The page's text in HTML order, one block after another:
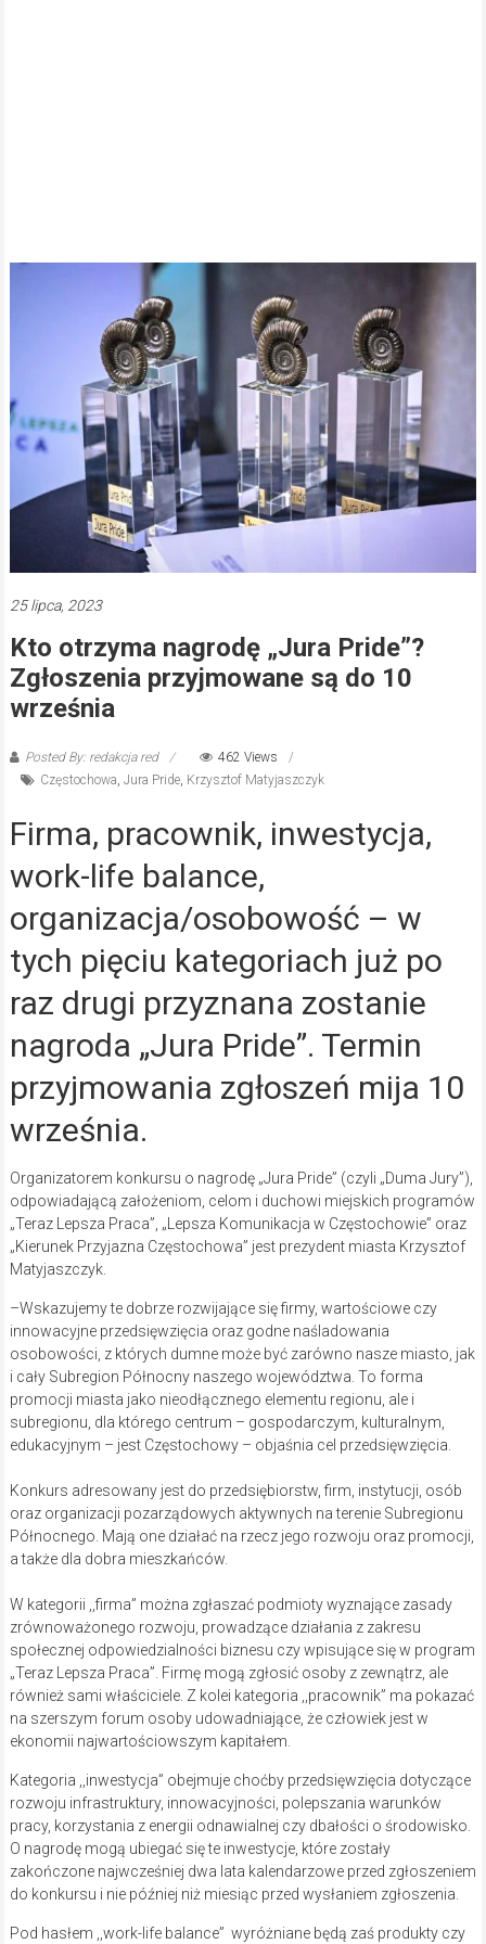
25 lipca, 2023
Kto otrzyma nagrodę „Jura Pride”?
Zgłoszenia przyjmowane są do 10
września
Posted By: redakcja red
462 Views
Częstochowa, Jura Pride, Krzysztof Matyjaszczyk
Firma, pracownik, inwestycja,
work-life balance,
organizacja/osobowość – w
tych pięciu kategoriach już po
raz drugi przyznana zostanie
nagroda „Jura Pride”. Termin
przyjmowania zgłoszeń mija 10
września.
Organizatorem konkursu o nagrodę „Jura Pride” (czyli „Duma Jury”),
odpowiadającą założeniom, celom i duchowi miejskich programów
„Teraz Lepsza Praca”, „Lepsza Komunikacja w Częstochowie” oraz
„Kierunek Przyjazna Częstochowa” jest prezydent miasta Krzysztof
Matyjaszczyk.
–Wskazujemy te dobrze rozwijające się firmy, wartościowe czy
innowacyjne przedsięwzięcia oraz godne naśladowania
osobowości, z których dumne może być zarówno nasze miasto, jak
i cały Subregion Północny naszego województwa. To forma
promocji miasta jako nieodłącznego elementu regionu, ale i
subregionu, dla którego centrum – gospodarczym, kulturalnym,
edukacyjnym – jest Częstochowy – objaśnia cel przedsięwzięcia.
Konkurs adresowany jest do przedsiębiorstw, firm, instytucji, osób
oraz organizacji pozarządowych aktywnych na terenie Subregionu
Północnego. Mają one działać na rzecz jego rozwoju oraz promocji,
a także dla dobra mieszkańców.
W kategorii ,,firma” można zgłaszać podmioty wyznające zasady
zrównoważonego rozwoju, prowadzące działania z zakresu
społecznej odpowiedzialności biznesu czy wpisujące się w program
„Teraz Lepsza Praca”. Firmę mogą zgłosić osoby z zewnątrz, ale
również sami właściciele. Z kolei kategoria ,,pracownik” ma pokazać
na szerszym forum osoby udowadniające, że człowiek jest w
ekonomii najwartościowszym kapitałem.
Kategoria ,,inwestycja” obejmuje choćby przedsięwzięcia dotyczące
rozwoju infrastruktury, innowacyjności, polepszania warunków
pracy, korzystania z energii odnawialnej czy dbałości o środowisko.
O nagrodę mogą ubiegać się te inwestycje, które zostały
zakończone najwcześniej dwa lata kalendarzowe przed zgłoszeniem
do konkursu i nie później niż miesiąc przed wysłaniem zgłoszenia.
Pod hasłem ,,work-life balance” wyróżniane będą zaś produkty czy